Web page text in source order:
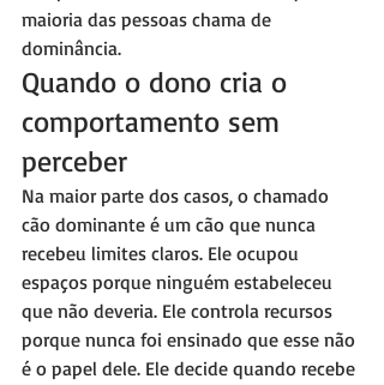
maioria das pessoas chama de
dominância.
Quando o dono cria o
comportamento sem
perceber
Na maior parte dos casos, o chamado
cão dominante é um cão que nunca
recebeu limites claros. Ele ocupou
espaços porque ninguém estabeleceu
que não deveria. Ele controla recursos
porque nunca foi ensinado que esse não
é o papel dele. Ele decide quando recebe